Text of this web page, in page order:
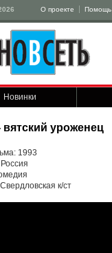
О проекте Помощь
Новинки
вятский уроженец
1993
к/ст